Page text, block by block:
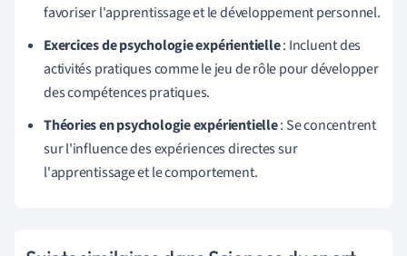
favoriser l'apprentissage et le développement personnel.
Exercices de psychologie expérientielle: Incluent des
activités pratiques comme le jeu de rôle pour développer
des compétences pratiques.
Théories en psychologie expérientielle: Se concentrent
sur l'influence des expériences directes sur
l'apprentissage et le comportement.